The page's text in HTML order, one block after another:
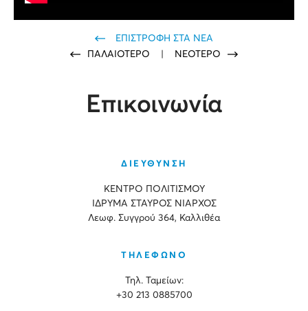
ΕΠΙΣΤΡΟΦΗ ΣΤΑ ΝΕΑ
ΠΑΛΑΙΟΤΕΡΟ
ΝΕΟΤΕΡΟ
Επικοινωνία
ΔΙΕΥΘΥΝΣΗ
ΚΕΝΤΡΟ ΠΟΛΙΤΙΣΜΟΥ
ΙΔΡΥΜΑ ΣΤΑΥΡΟΣ ΝΙΑΡΧΟΣ
Λεωφ. Συγγρού 364, Καλλιθέα
ΤΗΛΕΦΩΝΟ
Τηλ. Ταμείων:
+30 213 0885700